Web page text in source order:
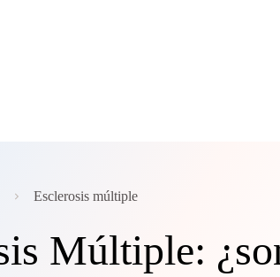
Esclerosis múltiple
Múltiple: